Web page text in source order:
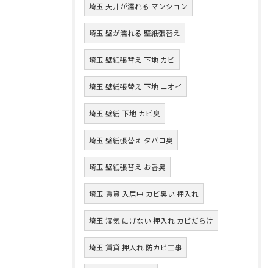
埼玉 天井が濡れる マンション
埼玉 壁が濡れる 壁紙張替え
埼玉 壁紙張替え 下地 カビ
埼玉 壁紙張替え 下地 ニオイ
埼玉 壁紙 下地 カビ臭
埼玉 壁紙張替え タバコ臭
埼玉 壁紙張替え お香臭
埼玉 賃貸 入居中 カビ臭い 押入れ
埼玉 湿気 にげない 押入れ カビだらけ
埼玉 賃貸 押入れ 防カビ工事